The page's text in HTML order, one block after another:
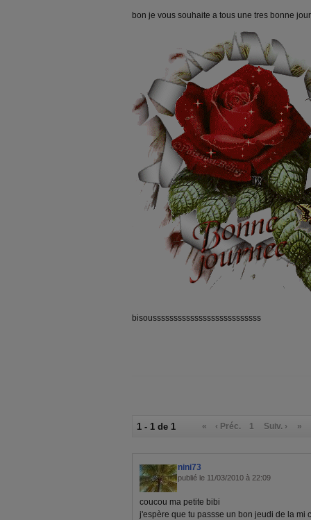
bon je vous souhaite a tous une tres bonne
bisoussssssssssssssssssssssssss
1 - 1 de 1 « ‹ Préc. 1 Suiv. › »
nini73
publié le 11/03/2010 à 22:09
coucou ma petite bibi
j'espère que tu passse un bon jeudi de la mi